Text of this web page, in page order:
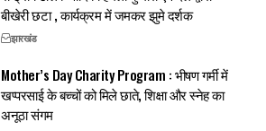
बीखेरी छटा , कार्यक्रम में जमकर झुमे दर्शक
झारखंड
Mother’s Day Charity Program : भीषण गर्मी में
खप्परसाई के बच्चों को मिले छाते, शिक्षा और स्नेह का
अनूठा संगम